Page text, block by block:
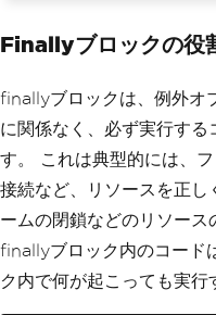
}
Finallyブロックの役
finallyブロックは、例外オ
に関係なく、必ず実行する
す。 これは典型的には、
接続など、リソースを正し
ームの閉鎖などのリソース
finallyブロック内のコード
ク内で何が起こっても実行